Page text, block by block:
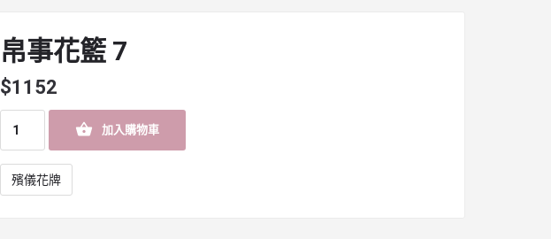
帛事花籃 7
$1152
加入購物車
殯儀花牌